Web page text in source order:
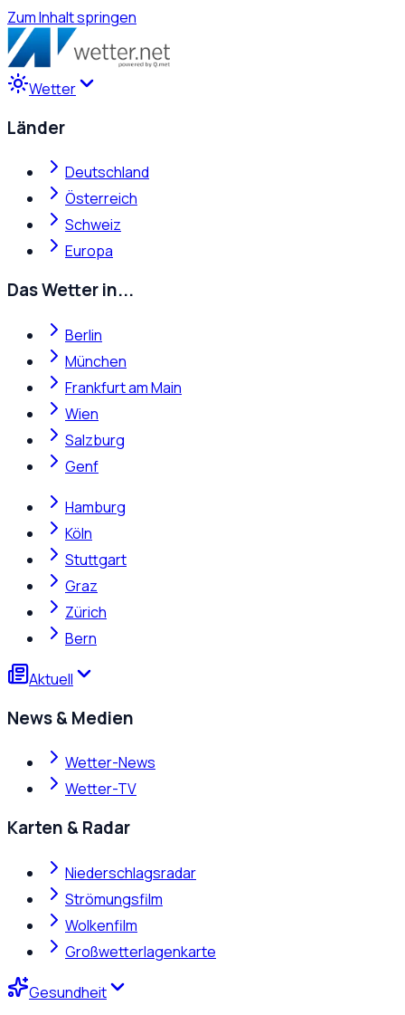
Zum Inhalt springen
Wetter
Länder
Deutschland
Österreich
Schweiz
Europa
Das Wetter in...
Berlin
München
Frankfurt am Main
Wien
Salzburg
Genf
Hamburg
Köln
Stuttgart
Graz
Zürich
Bern
Aktuell
News & Medien
Wetter-News
Wetter-TV
Karten & Radar
Niederschlagsradar
Strömungsfilm
Wolkenfilm
Großwetterlagenkarte
Gesundheit